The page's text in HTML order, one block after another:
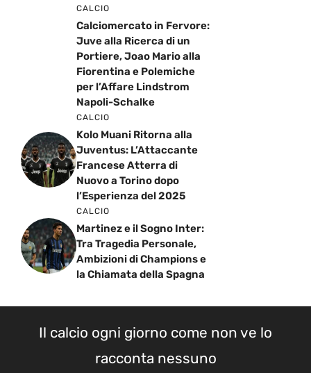
CALCIO
Calciomercato in Fervore:
Juve alla Ricerca di un
Portiere, Joao Mario alla
Fiorentina e Polemiche
per l’Affare Lindstrom
Napoli-Schalke
CALCIO
Kolo Muani Ritorna alla
Juventus: L’Attaccante
Francese Atterra di
Nuovo a Torino dopo
l’Esperienza del 2025
CALCIO
Martinez e il Sogno Inter:
Tra Tragedia Personale,
Ambizioni di Champions e
la Chiamata della Spagna
Il calcio ogni giorno come non ve lo
racconta nessuno